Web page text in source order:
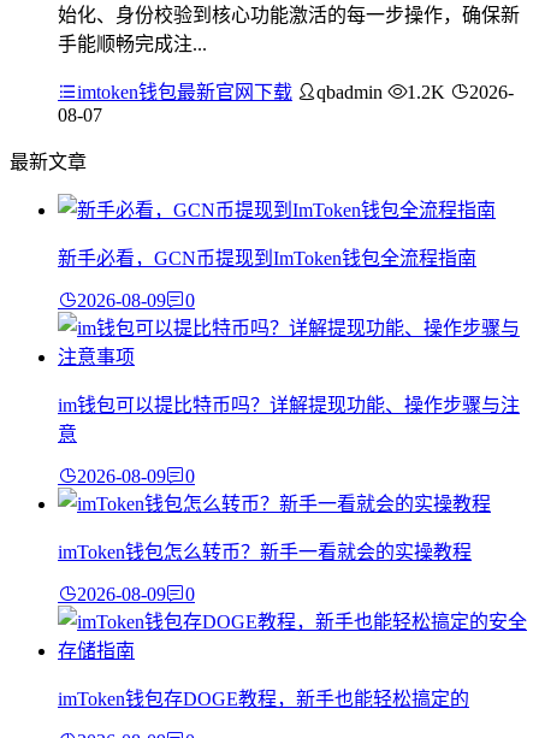
始化、身份校验到核心功能激活的每一步操作，确保新
手能顺畅完成注...
imtoken钱包最新官网下载 qbadmin 1.2K
2026-
08-07
最新文章
新手必看，GCN币提现到ImToken钱包全流程指南
2026-08-09 0
im钱包可以提比特币吗？详解提现功能、操作步骤与注
意
2026-08-09 0
imToken钱包怎么转币？新手一看就会的实操教程
2026-08-09 0
imToken钱包存DOGE教程，新手也能轻松搞定的